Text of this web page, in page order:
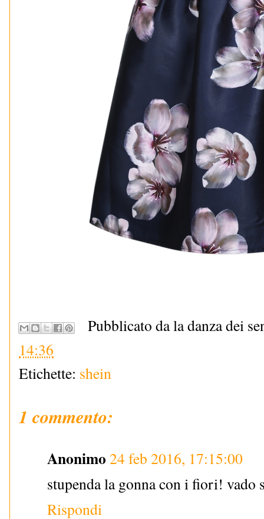
Pubblicato da la danza dei
14:36
Etichette: shein
1 commento:
Anonimo 24 feb 2016, 17:15:00
stupenda la gonna con i fiori! vado
Rispondi